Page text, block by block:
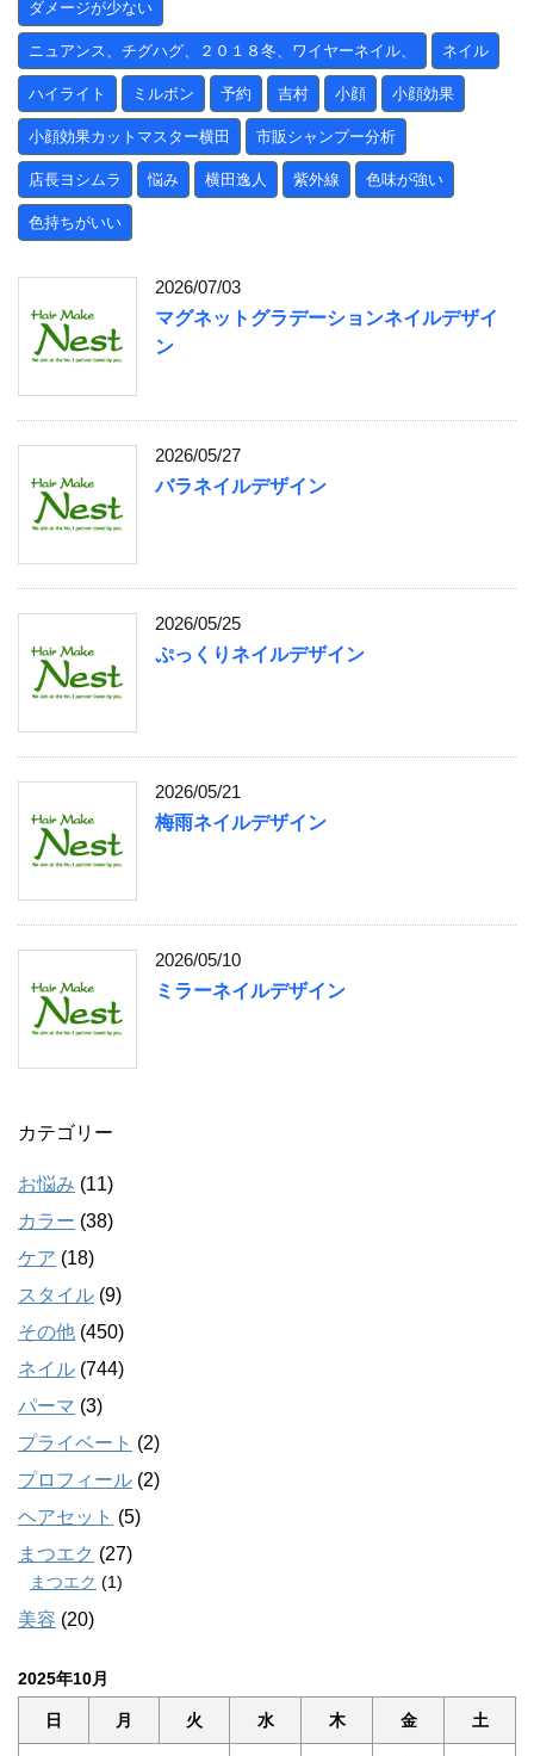
ダメージが少ない
ニュアンス、チグハグ、２０１８冬、ワイヤーネイル、 ネイル
ハイライト ミルボン 予約 吉村 小顔 小顔効果
小顔効果カットマスター横田 市販シャンプー分析
店長ヨシムラ 悩み 横田逸人 紫外線 色味が強い
色持ちがいい
2026/07/03
マグネットグラデーションネイルデザイ
ン
2026/05/27
バラネイルデザイン
2026/05/25
ぷっくりネイルデザイン
2026/05/21
梅雨ネイルデザイン
2026/05/10
ミラーネイルデザイン
カテゴリー
お悩み (11)
カラー (38)
ケア (18)
スタイル (9)
その他 (450)
ネイル (744)
パーマ (3)
プライベート (2)
プロフィール (2)
ヘアセット (5)
まつエク (27)
まつエク (1)
美容 (20)
2025年10月
日 月 火 水 木 金 土